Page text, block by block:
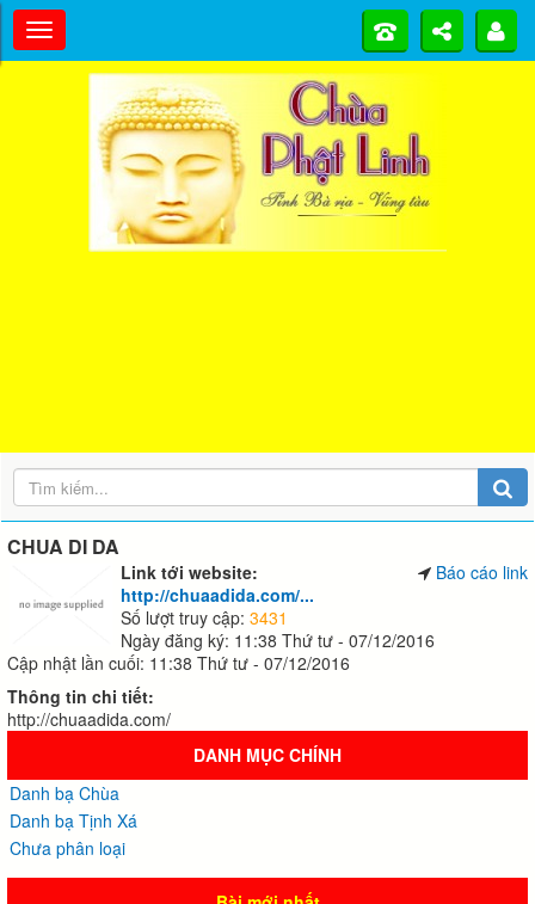
CHUA DI DA
Báo cáo link
Link tới website:
http://chuaadida.com/...
Số lượt truy cập: 3431
Ngày đăng ký: 11:38 Thứ tư - 07/12/2016
Cập nhật lần cuối: 11:38 Thứ tư - 07/12/2016
Thông tin chi tiết:
http://chuaadida.com/
DANH MỤC CHÍNH
Danh bạ Chùa
Danh bạ Tịnh Xá
Chưa phân loại